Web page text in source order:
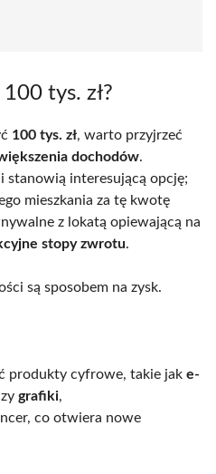
tys. zł?
100 tys. zł, warto przyjrzeć
dochodów.
stanowią interesującą opcję;
mieszkania za tę kwotę
z lokatą opiewającą na
stopy zwrotu.
są sposobem na zysk.
produkty cyfrowe, takie jak e-
grafiki,
co otwiera nowe